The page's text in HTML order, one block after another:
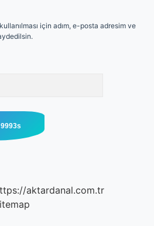
için adım, e-posta adresim ve
aktardanal.com.tr